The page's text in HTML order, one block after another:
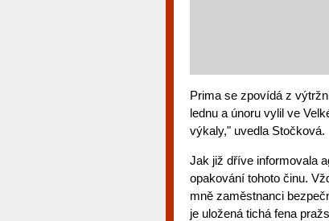
Prima se zpovídá z
lednu a únoru vylil ve
výkaly," uvedla Stočková.
Jak již dříve informovala
opakování tohoto činu.
mně zaměstnanci
je uložená tichá fena